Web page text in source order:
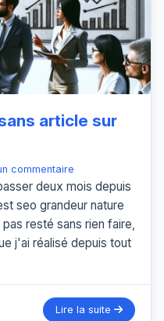
article sur
commentaire
deux mois depuis
seo grandeur nature
resté sans rien faire,
j'ai réalisé depuis tout
Lire la suite